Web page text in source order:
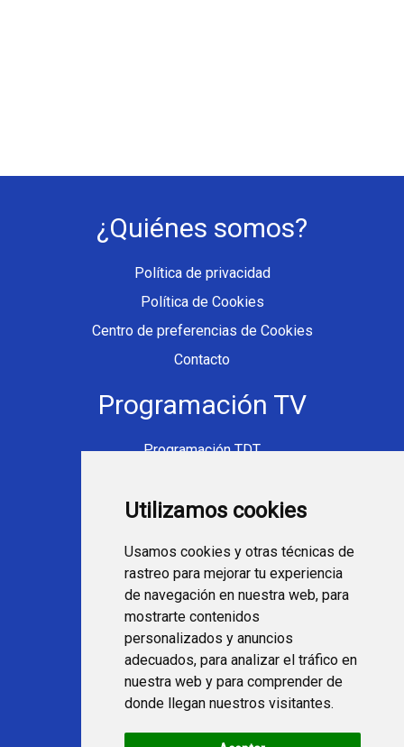
Utilizamos cookies
Usamos cookies y otras técnicas de
rastreo para mejorar tu experiencia
de navegación en nuestra web, para
mostrarte contenidos
personalizados y anuncios
adecuados, para analizar el tráfico en
nuestra web y para comprender de
donde llegan nuestros visitantes.
¿Quiénes somos?
Política de privacidad
Política de Cookies
Centro de preferencias de Cookies
Contacto
Programación TV
Programación TDT
Ver TV Online
Fútbol en la tele
Programación en TV
Webs Programa TV
programatv.es
spaintechblog.com